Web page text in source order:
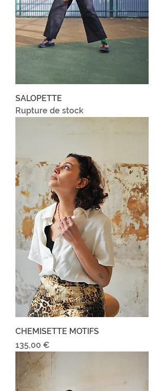
SALOPETTE
Rupture de stock
CHEMISETTE MOTIFS
Prix
135,00 €